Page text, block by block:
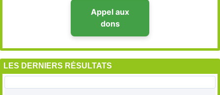
Appel aux
dons
LES DERNIERS RÉSULTATS